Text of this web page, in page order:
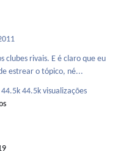
E é claro que eu
estrear o tópico, né...
44.5k visualizações